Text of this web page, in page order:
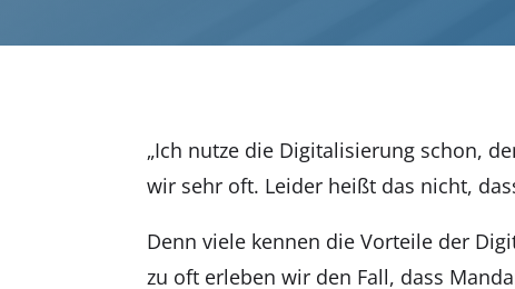
„Ich nut­ze die Digi­ta­li­sie­rung schon,
wir sehr oft. Lei­der heißt das nicht,
Denn vie­le ken­nen die Vor­tei­le der
zu oft erle­ben wir den Fall, dass